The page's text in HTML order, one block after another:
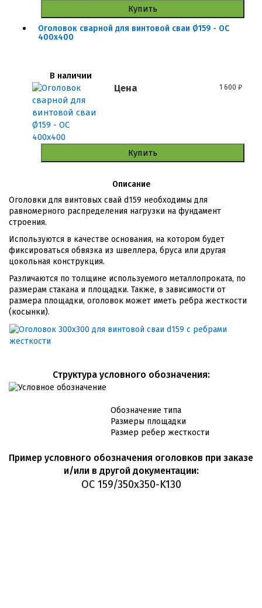
Купить
Оголовок сварной для винтовой сваи Ø159 - ОС
400x400
В наличии
Цена 1 600₽
Купить
Описание
Оголовки для винтовых свай d159 необходимы для
равномерного распределения нагрузки на фундамент
строения.
Используются в качестве основания, на котором будет
фиксироваться обвязка из швеллера, бруса или другая
цокольная конструкция.
Различаются по толщине используемого металлопроката, по
размерам стакана и площадки. Также, в зависимости от
размера площадки, оголовок может иметь ребра жесткости
(косынки).
Cтруктура условного обозначения:
Обозначение типа
Размеры площадки
Размер ребер жесткости
Пример условного обозначения оголовков при заказе
и/или в другой документации:
ОС 159/350x350-K130